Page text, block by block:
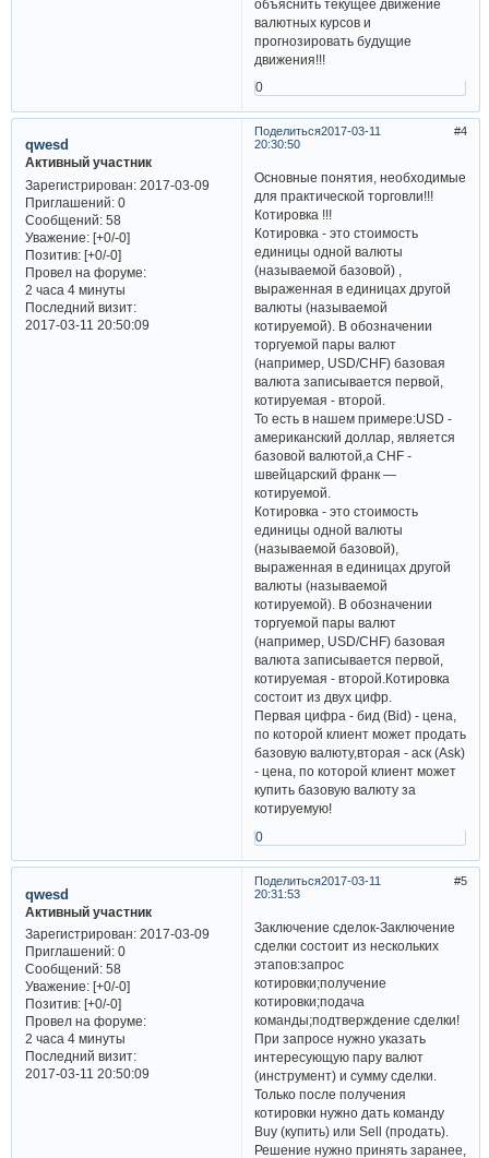
объяснить текущее движение
валютных курсов и
прогнозировать будущие
движения!!!
0
Поделиться 4
2017-03-11
20:30:50
qwesd
Активный участник
Зарегистрирован: 2017-03-09
Приглашений:0
Сообщений:58
Уважение: [+0/-0]
Позитив: [+0/-0]
Провел на форуме:
2 часа 4 минуты
Последний визит:
2017-03-11 20:50:09
Основные понятия, необходимые
для практической торговли!!!
Котировка !!!
Котировка - это стоимость
единицы одной валюты
(называемой базовой) ,
выраженная в единицах другой
валюты (называемой
котируемой). В обозначении
торгуемой пары валют
(например, USD/CHF) базовая
валюта записывается первой,
котируемая - второй.
То есть в нашем примере:USD -
американский доллар, является
базовой валютой,а CHF -
швейцарский франк —
котируемой.
Котировка - это стоимость
единицы одной валюты
(называемой базовой),
выраженная в единицах другой
валюты (называемой
котируемой). В обозначении
торгуемой пары валют
(например, USD/CHF) базовая
валюта записывается первой,
котируемая - второй.Котировка
состоит из двух цифр.
Первая цифра - бид (Bid) - цена,
по которой клиент может продать
базовую валюту,вторая - аск (Ask)
- цена, по которой клиент может
купить базовую валюту за
котируемую!
0
Поделиться 5
2017-03-11
20:31:53
qwesd
Активный участник
Зарегистрирован: 2017-03-09
Приглашений:0
Сообщений:58
Уважение: [+0/-0]
Позитив: [+0/-0]
Провел на форуме:
2 часа 4 минуты
Последний визит:
2017-03-11 20:50:09
Заключение сделок-Заключение
сделки состоит из нескольких
этапов:запрос
котировки;получение
котировки;подача
команды;подтверждение сделки!
При запросе нужно указать
интересующую пару валют
(инструмент) и сумму сделки.
Только после получения
котировки нужно дать команду
Buy (купить) или Sell (продать).
Решение нужно принять заранее,